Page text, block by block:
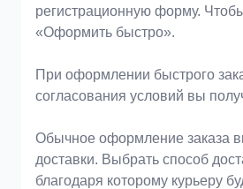
регистрационную форму.
«Оформить быстро».
При оформлении быстрого
согласования условий вы
Обычное оформление заказа
доставки. Выбрать способ
благодаря которому курьеру